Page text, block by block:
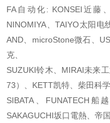
FA自动化: KONSEI近藤
NINOMIYA、TAIYO太阳电
AND、microStone微石、
克、
SUZUKI铃木、MIRAI未来
73）、KETT凯特、柴田科学
SIBATA、FUNATECH船
SAKAGUCHI坂口電熱、帝